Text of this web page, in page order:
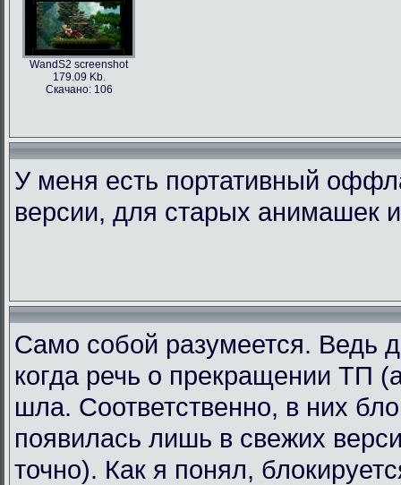
WandS2 screenshot
179.09 Kb.
Скачано: 106
У меня есть портативный
версии, для старых анимашек
Само собой разумеется. Ведь
когда речь о прекращении ТП
шла. Соответственно, в них
появилась лишь в свежих
точно). Как я понял,